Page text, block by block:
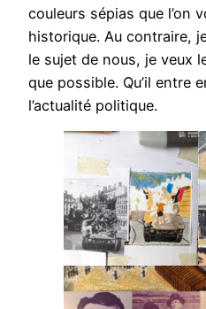
couleurs sépias que l’on
historique. Au contraire,
le sujet de nous, je veux
que possible. Qu’il entre
l’actualité politique.